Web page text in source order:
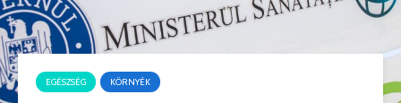
EGÉSZSÉG KÖRNYÉK